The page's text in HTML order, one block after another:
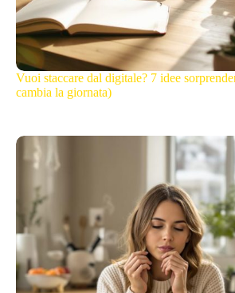
Vuoi staccare dal digitale? 7 idee
cambia la giornata)